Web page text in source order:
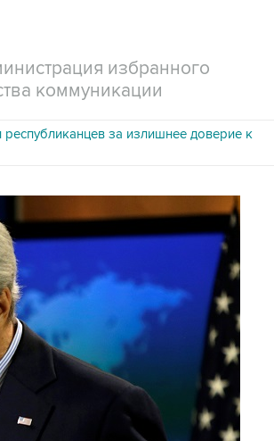
избранного
коммуникации
за излишнее доверие к